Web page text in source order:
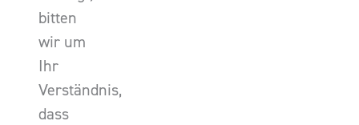
bitten
wir um
Ihr
Verständnis,
dass